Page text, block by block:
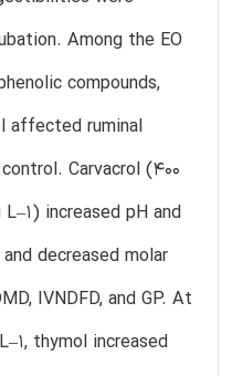
Among the EO
compounds,
affected ruminal
Carvacrol (400
increased pH and
decreased molar
IVNDFD, and GP. At
thymol increased